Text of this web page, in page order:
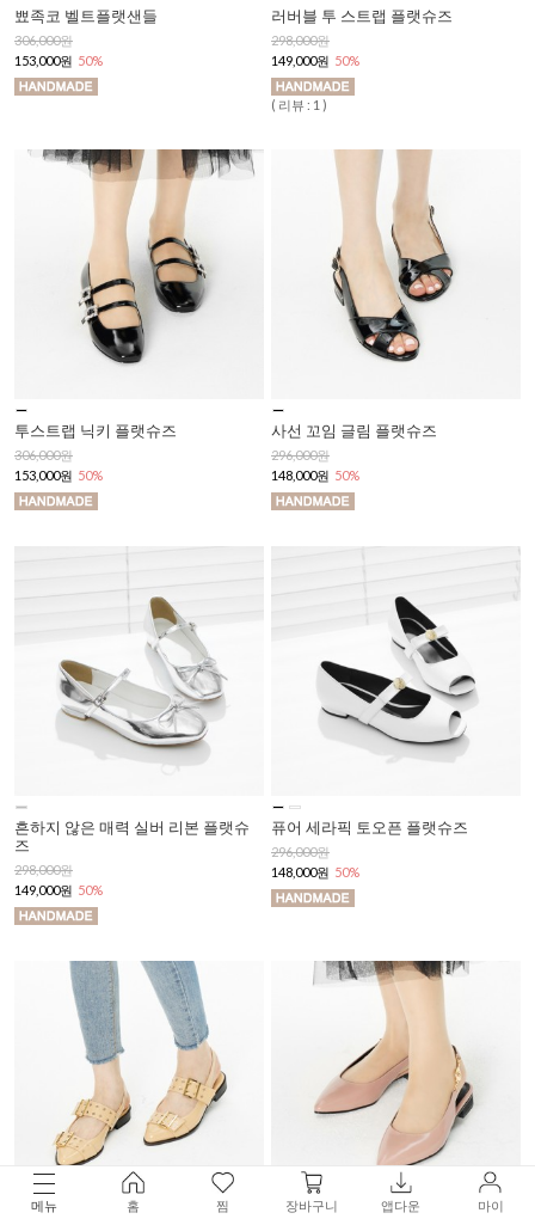
뾰족코 벨트플랫샌들
306,000원
153,000원 50%
러버블 투 스트랩 플랫슈즈
298,000원
149,000원 50%
( 리뷰 : 1 )
투스트랩 닉키 플랫슈즈
306,000원
153,000원 50%
사선 꼬임 글림 플랫슈즈
296,000원
148,000원 50%
흔하지 않은 매력 실버 리본 플랫슈
즈
298,000원
149,000원 50%
퓨어 세라픽 토오픈 플랫슈즈
296,000원
148,000원 50%
메뉴 홈 찜 장바구니 앱다운 마이